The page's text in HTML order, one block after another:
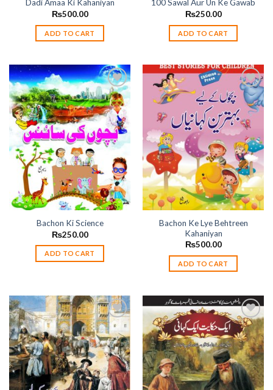
Dadi Amaa Ki Kahaniyan
₨500.00
ADD TO CART
100 Sawal Aur Un Ke Gawab
₨250.00
ADD TO CART
Add to
wishlist
Bachon Ki Science
₨250.00
ADD TO CART
Add to
wishlist
Bachon Ke Lye Behtreen
Kahaniyan
₨500.00
ADD TO CART
Add to
wishlist
Add to
wishlist